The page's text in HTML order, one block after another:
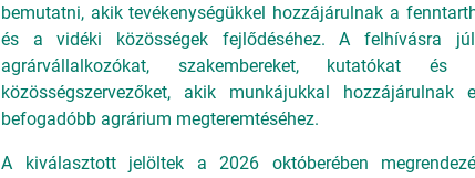
bemutatni, akik tevékenységükkel hozzájárulnak a
és a vidéki közösségek fejlődéséhez. A felhívásra
agrárvállalkozókat, szakembereket, kutatókat és
közösségszervezőket, akik munkájukkal
befogadóbb agrárium megteremtéséhez.
A kiválasztott jelöltek a 2026 októberében